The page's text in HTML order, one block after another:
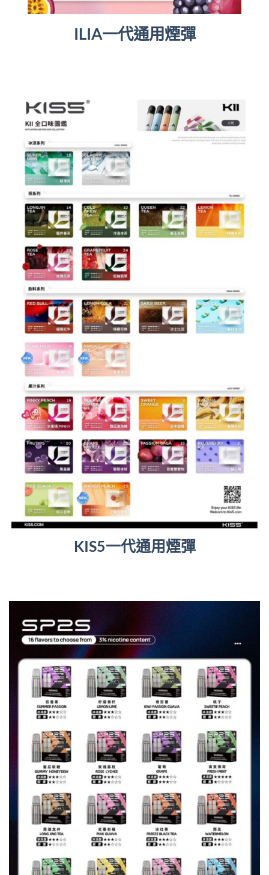
ILIA一代通用煙彈
KIS5一代通用煙彈